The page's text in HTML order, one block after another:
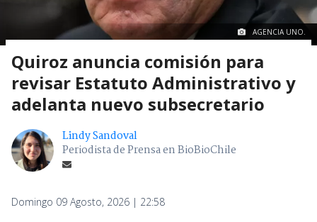
AGENCIA UNO.
Quiroz anuncia comisión para
revisar Estatuto Administrativo y
adelanta nuevo subsecretario
Lindy Sandoval
Periodista de Prensa en BioBioChile
Domingo 09 Agosto, 2026 | 22:58